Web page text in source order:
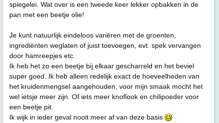
spiegelei. Wat over is een tweede keer lekker opbakken in de
pan met een beetje olie!
Je kunt natuurlijk eindeloos variëren met de groenten,
ingrediënten weglaten of juist toevoegen, evt. spek vervangen
door hamreepjes etc.
Ik heb het zo een beetje bij elkaar gescharreld en het beviel
super goed. Ik heb alleen redelijk exact de hoeveelheden van
het kruidenmengsel aangehouden, voor mijn smaak mocht het
wel ietsje meer zijn. Of iets meer knoflook en chilipoeder voor
een beetje pit.
Ik wijk in ieder geval nooit meer af van deze basis